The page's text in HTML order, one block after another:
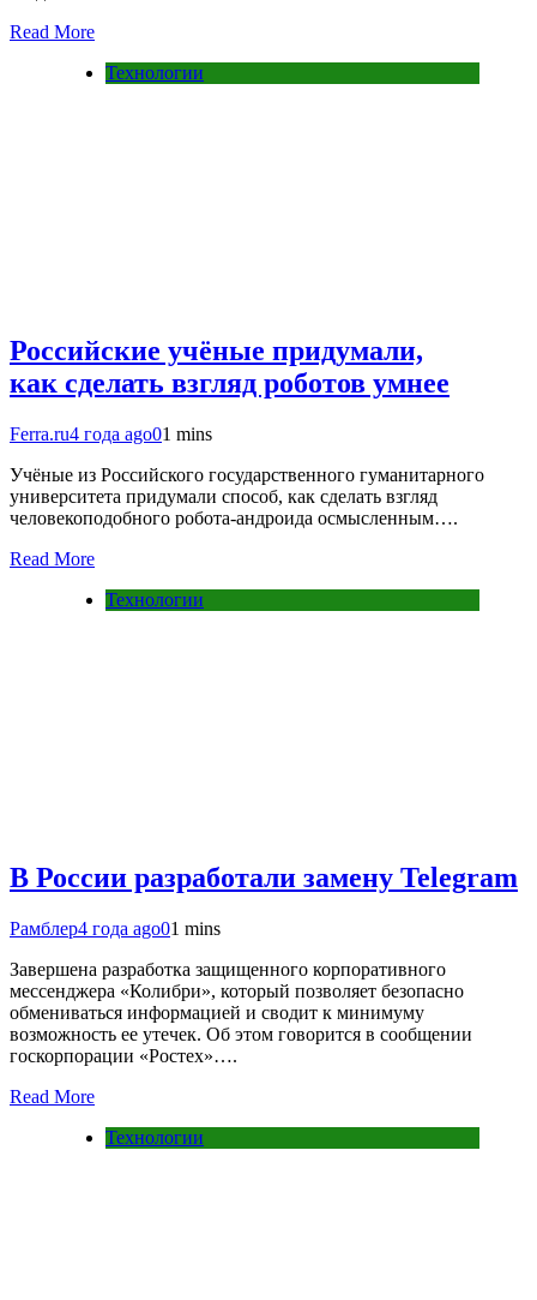
Read More
Технологии
Российские учёные придумали,
как сделать взгляд роботов умнее
Ferra.ru4 года ago01 mins
Учёные из Российского государственного гуманитарного
университета придумали способ, как сделать взгляд
человекоподобного робота-андроида осмысленным….
Read More
Технологии
В России разработали замену Telegram
Рамблер4 года ago01 mins
Завершена разработка защищенного корпоративного
мессенджера «Колибри», который позволяет безопасно
обмениваться информацией и сводит к минимуму
возможность ее утечек. Об этом говорится в сообщении
госкорпорации «Ростех»….
Read More
Технологии